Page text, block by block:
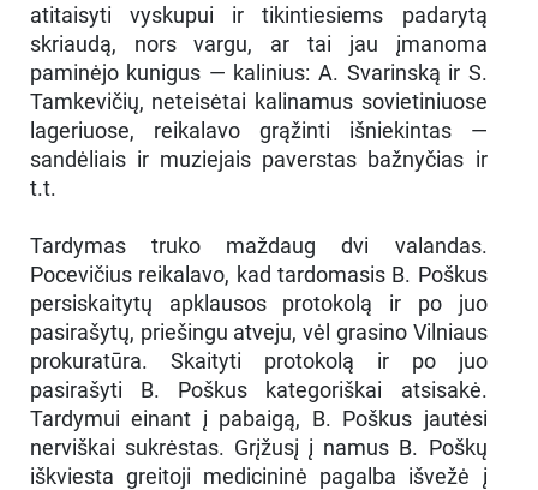
atitaisyti vyskupui ir tikintiesiems padarytą
skriaudą, nors vargu, ar tai jau įmanoma
paminėjo kunigus — kalinius: A. Svarinską ir S.
Tamkevičių, neteisėtai kalinamus sovietiniuose
lageriuose, reikalavo grąžinti išniekintas —
sandėliais ir muziejais paverstas bažnyčias ir
t.t.
Tardymas truko maždaug dvi valandas.
Pocevičius reikalavo, kad tardomasis B. Poškus
persiskaitytų apklausos protokolą ir po juo
pasirašytų, priešingu atveju, vėl grasino Vilniaus
prokuratūra. Skaityti protokolą ir po juo
pasirašyti B. Poškus kategoriškai atsisakė.
Tardymui einant į pabaigą, B. Poškus jautėsi
nerviškai sukrėstas. Grįžusį į namus B. Poškų
iškviesta greitoji medicininė pagalba išvežė į